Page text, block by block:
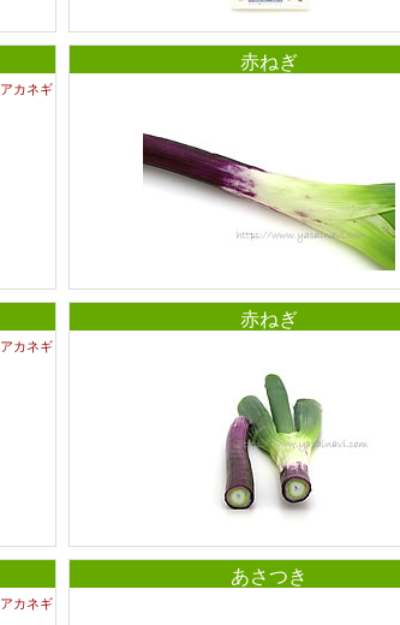
アカネギ
赤ねぎ
アカネギ
赤ねぎ
アカネギ
あさつき